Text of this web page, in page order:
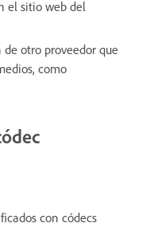
el sitio web del
otro proveedor que
como
con códecs